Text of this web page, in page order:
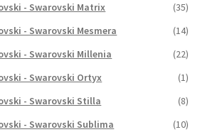
- Swarovski Matrix
(35)
- Swarovski Mesmera
(14)
- Swarovski Millenia
(22)
- Swarovski Ortyx
(1)
- Swarovski Stilla
(8)
- Swarovski Sublima
(10)